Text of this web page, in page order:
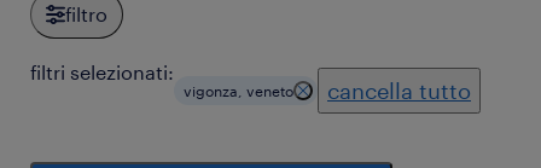
filtro
filtri selezionati:
vigonza, veneto cancella tutto